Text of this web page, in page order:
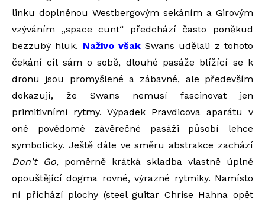
linku doplněnou Westbergovým sekáním a Girovým
vzýváním „space cunt“ předchází často poněkud
bezzubý hluk. Naživo všakSwans udělali z tohoto
čekání cíl sám o sobě, dlouhé pasáže blížící se k
dronu jsou promyšlené a zábavné, ale především
dokazují, že Swans nemusí fascinovat jen
primitivními rytmy. Výpadek Pravdicova aparátu v
oné povědomé závěrečné pasáži působí lehce
symbolicky. Ještě dále ve směru abstrakce zachází
Don't Go, poměrně krátká skladba vlastně úplně
opouštějící dogma rovné, výrazné rytmiky. Namísto
ní přichází plochy (steel guitar Chrise Hahna opět